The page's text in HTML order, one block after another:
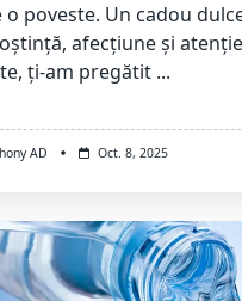
o poveste. Un cadou
afecțiune și
ți-am pregătit ...
AD Oct. 8, 2025